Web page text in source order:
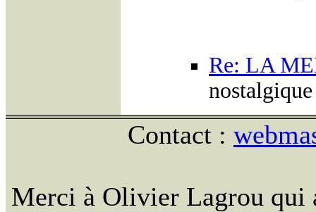
Re: LA
Contact :
Merci à Olivier Lagrou qui